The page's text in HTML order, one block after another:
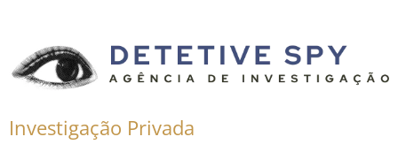
Investigação Privada